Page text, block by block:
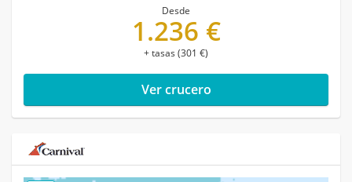
Desde
1.236 €
+ tasas (301 €)
Ver crucero